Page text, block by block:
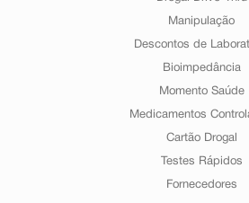
Manipulação
Descontos de
Bioimpedância
Momento Saúde
Medicamentos
Cartão Drogal
Testes Rápidos
Fornecedores